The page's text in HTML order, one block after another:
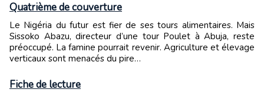
Quatrième de couverture
Le Nigéria du futur est fier de ses tours alimentaires. Mais
Sissoko Abazu, directeur d’une tour Poulet à Abuja, reste
préoccupé. La famine pourrait revenir. Agriculture et élevage
verticaux sont menacés du pire…
Fiche de lecture